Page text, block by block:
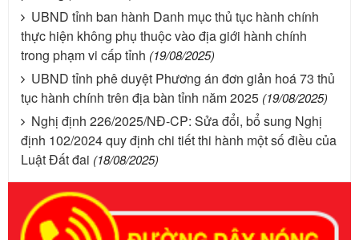
UBND tỉnh ban hành Danh mục thủ tục hành chính
thực hiện không phụ thuộc vào địa giới hành chính
trong phạm vi cấp tỉnh (19/08/2025)
UBND tỉnh phê duyệt Phương án đơn giản hoá 73 thủ
tục hành chính trên địa bàn tỉnh năm 2025 (19/08/2025)
Nghị định 226/2025/NĐ-CP: Sửa đổi, bổ sung Nghị
định 102/2024 quy định chi tiết thi hành một số điều của
Luật Đất đai (18/08/2025)
Tên: Nghị định số 351/2025/NĐ-CP của Chính phủ: Quy
định chuẩn nghèo đa chiều quốc gia giai đoạn 2026 - 2030
Ngày ban hành: 29/12/2026